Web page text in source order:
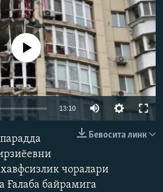
360p 480p
манба мавжуд эмас
13:10
480p
Бевосита линк
чоралари
Ғалаба байрамига